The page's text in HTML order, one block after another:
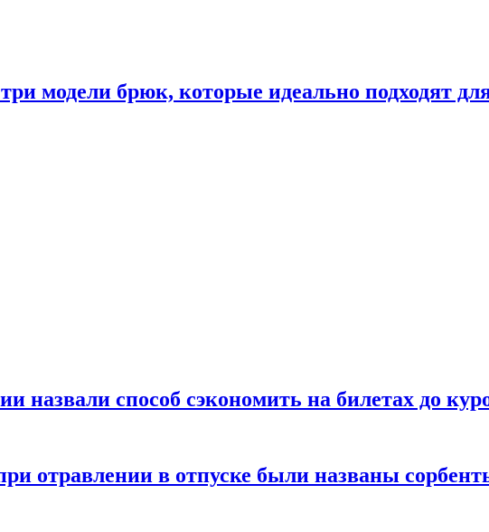
модели брюк, которые идеально подходят
назвали способ сэкономить на билетах до
отравлении в отпуске были названы